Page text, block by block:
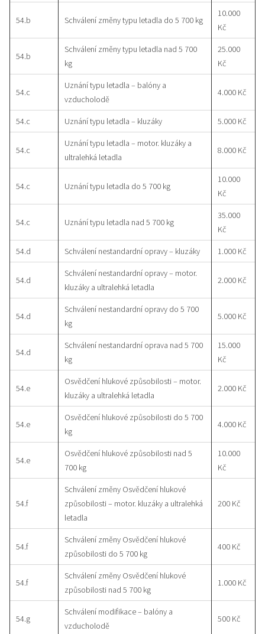
54.b Schválení změny typu letadla do 5 700 kg
10.000
Kč
54.b
Schválení změny typu letadla nad 5 700
kg
25.000
Kč
54.c
Uznání typu letadla – balóny a
vzducholodě
4.000 Kč
54.c Uznání typu letadla – kluzáky 5.000 Kč
54.c
Uznání typu letadla – motor. kluzáky a
ultralehká letadla
8.000 Kč
54.c Uznání typu letadla do 5 700 kg
10.000
Kč
54.c Uznání typu letadla nad 5 700 kg
35.000
Kč
54.d Schválení nestandardní opravy – kluzáky 1.000 Kč
54.d
Schválení nestandardní opravy – motor.
kluzáky a ultralehká letadla
2.000 Kč
54.d
Schválení nestandardní opravy do 5 700
kg
5.000 Kč
54.d
Schválení nestandardní oprava nad 5 700
kg
15.000
Kč
54.e
Osvědčení hlukové způsobilosti – motor.
kluzáky a ultralehká letadla
2.000 Kč
54.e
Osvědčení hlukové způsobilosti do 5 700
kg
4.000 Kč
54.e
Osvědčení hlukové způsobilosti nad 5
700 kg
10.000
Kč
54.f
Schválení změny Osvědčení hlukové
způsobilosti – motor. kluzáky a ultralehká
letadla
200 Kč
54.f
Schválení změny Osvědčení hlukové
způsobilosti do 5 700 kg
400 Kč
54.f
Schválení změny Osvědčení hlukové
způsobilosti nad 5 700 kg
1.000 Kč
54.g
Schválení modifikace – balóny a
vzducholodě
500 Kč